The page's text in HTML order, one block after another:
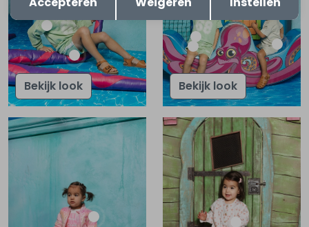
Bekijk look Bekijk look